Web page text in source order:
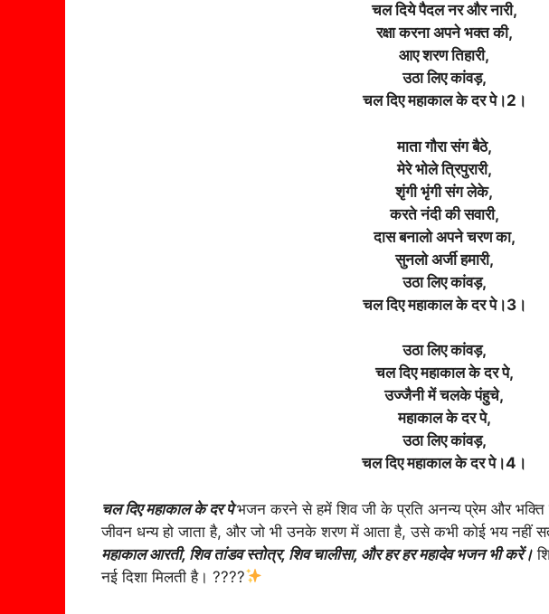
चल दिये पैदल नर और नारी,
रक्षा करना अपने भक्त की,
आए शरण तिहारी,
उठा लिए कांवड़,
चल दिए महाकाल के दर पे।2।
माता गौरा संग बैठे,
मेरे भोले त्रिपुरारी,
शृंगी भृंगी संग लेके,
करते नंदी की सवारी,
दास बनालो अपने चरण का,
सुनलो अर्जी हमारी,
उठा लिए कांवड़,
चल दिए महाकाल के दर पे।3।
उठा लिए कांवड़,
चल दिए महाकाल के दर पे,
उज्जैनी में चलके पंहुचे,
महाकाल के दर पे,
उठा लिए कांवड़,
चल दिए महाकाल के दर पे।4।
चल दिए महाकाल के दर पेभजन करने से हमें शिव जी के प्रति अनन्य प्रेम और भक्ति
जीवन धन्य हो जाता है, और जो भी उनके शरण में आता है, उसे कभी कोई भय नहीं
महाकाल आरती, शिव तांडव स्तोत्र, शिव चालीसा, और हर हर महादेव भजन भी करें।
नई दिशा मिलती है। ????